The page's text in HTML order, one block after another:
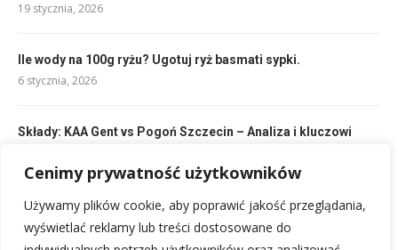
Cenimy prywatność użytkowników
Używamy plików cookie, aby poprawić jakość przeglądania,
wyświetlać reklamy lub treści dostosowane do
19 stycznia, 2026
Ile wody na 100g ryżu? Ugotuj ryż basmati sypki.
6 stycznia, 2026
Składy: KAA Gent vs Pogoń Szczecin – Analiza i kluczowi
18 stycznia, 2026
Sałatka z ogórków: Szybki, świeży przepis na lato!
20 stycznia, 2026